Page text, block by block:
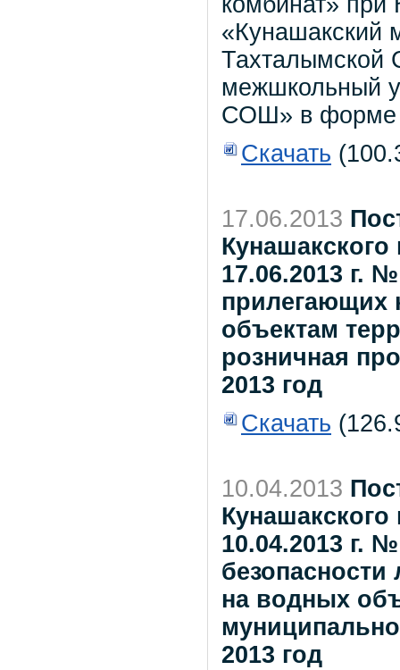
«Кунашакский
межшкольный
СОШ» в форме
Скачать
17.06.2013
17.06.2013 г.
прилегающих
объектам
розничная
2013 год
Скачать
10.04.2013
10.04.2013 г.
на водных
2013 год